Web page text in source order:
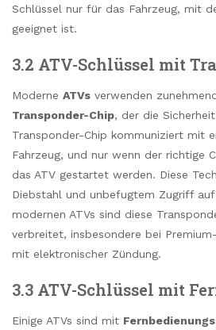
Schlüssel nur für das Fahrzeug, mit
geeignet ist.
3.2 ATV-Schlüssel mit
Moderne ATVs verwenden
Transponder-Chip, der die
Transponder-Chip kommuniziert mit
Fahrzeug, und nur wenn der richtige
das ATV gestartet werden. Diese
Diebstahl und unbefugtem Zugriff auf
modernen ATVs sind diese
verbreitet, insbesondere bei
mit elektronischer Zündung.
3.3 ATV-Schlüssel mit
Einige ATVs sind mit